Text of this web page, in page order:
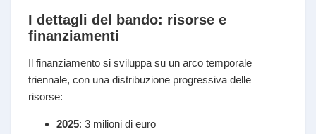
I dettagli del bando: risorse e
finanziamenti
Il finanziamento si sviluppa su un arco temporale
triennale, con una distribuzione progressiva delle
risorse:
2025: 3 milioni di euro